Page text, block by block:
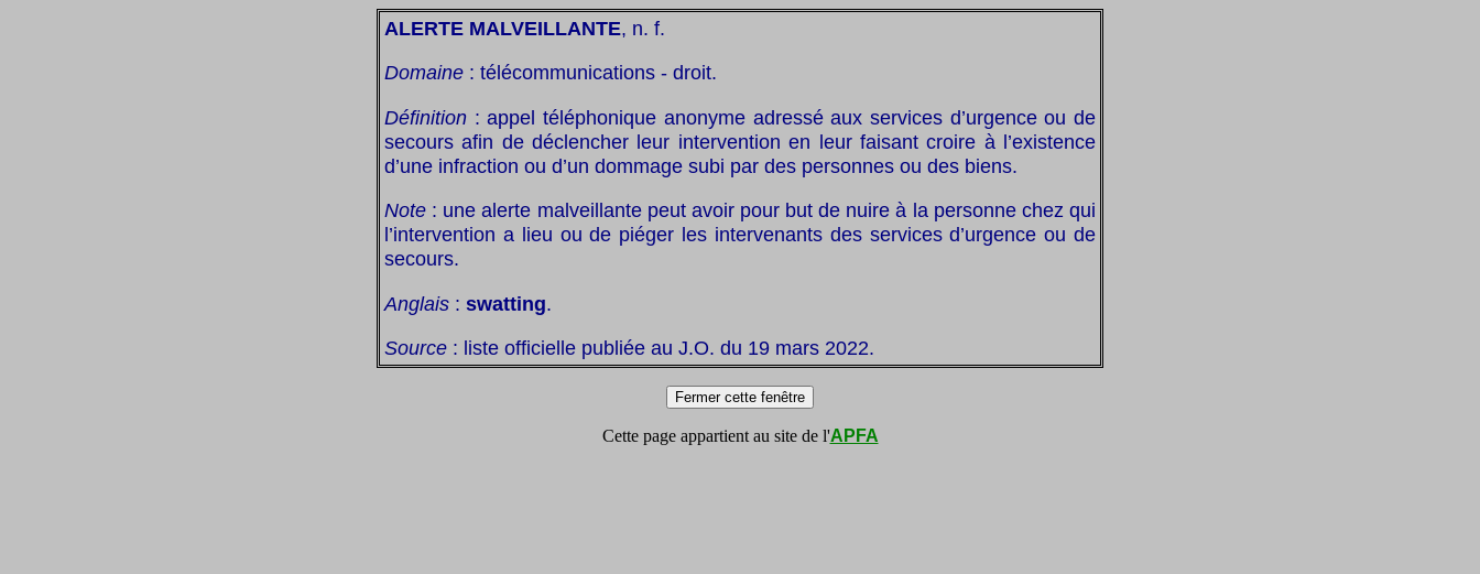
ALERTE MALVEILLANTE, n. f.
Domaine : télécommunications - droit.
Définition : appel téléphonique anonyme adressé aux services d’urgence ou de
secours afin de déclencher leur intervention en leur faisant croire à l’existence
d’une infraction ou d’un dommage subi par des personnes ou des biens.
Note : une alerte malveillante peut avoir pour but de nuire à la personne chez qui
l’intervention a lieu ou de piéger les intervenants des services d’urgence ou de
secours.
Anglais : swatting.
Source : liste officielle publiée au J.O. du 19 mars 2022.
Cette page appartient au site de l'APFA